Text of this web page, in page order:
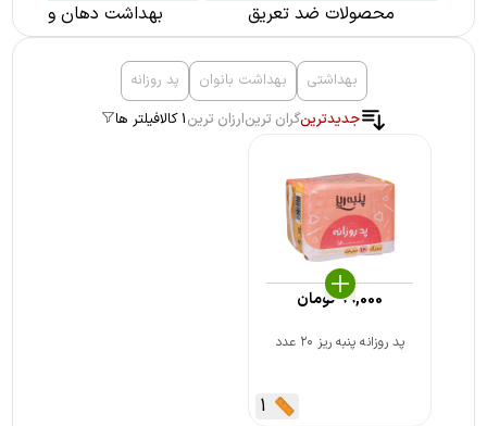
محصولات ضد تعریق بهداشت دهان و دندان
بهداشتی بهداشت بانوان
پد روزانه
جدیدترینگران ترینارزان ترین1 کالا فیلتر ها
پد روزانه پنبه ریز ۲۰ عدد
99,000تومان
1